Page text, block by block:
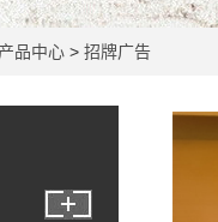
产品中心 > 招牌广告